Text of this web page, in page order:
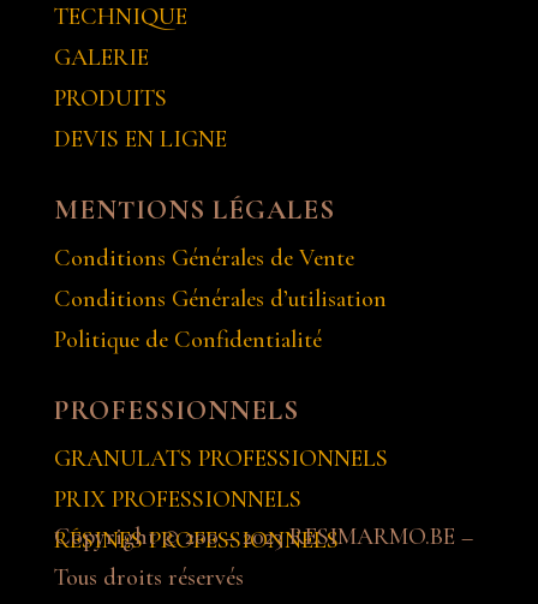
TECHNIQUE
GALERIE
PRODUITS
DEVIS EN LIGNE
MENTIONS LÉGALES
Conditions Générales de Vente
Conditions Générales d’utilisation
Politique de Confidentialité
PROFESSIONNELS
GRANULATS PROFESSIONNELS
PRIX PROFESSIONNELS
RÉSINES PROFESSIONNELS
Copyright ©200 – 2023RESIMARMO.BE –
Tous droits réservés